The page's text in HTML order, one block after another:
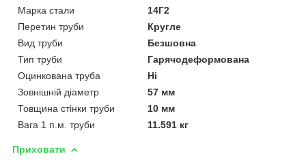
Марка стали
14Г2
Перетин труби
Кругле
Вид труби
Безшовна
Тип труби
Гарячодеформована
Оцинкована труба
Ні
Зовнішній діаметр
57 мм
Товщина стінки труби
10 мм
Вага 1 п.м. труби
11.591 кг
Приховати